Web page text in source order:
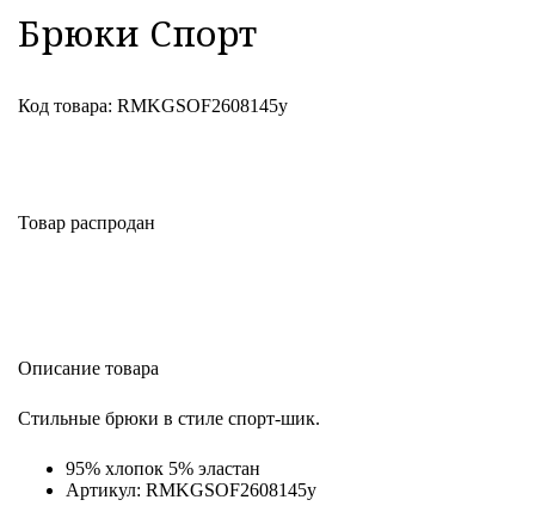
Брюки Спорт
Код товара: RMKGSOF2608145y
Товар распродан
Описание товара
Стильные брюки в стиле спорт-шик.
95% хлопок 5% эластан
Артикул: RMKGSOF2608145y